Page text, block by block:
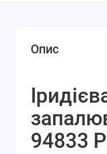
Опис
94833